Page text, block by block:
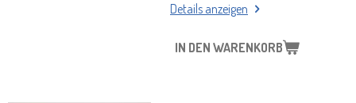
Details anzeigen
IN DEN WARENKORB